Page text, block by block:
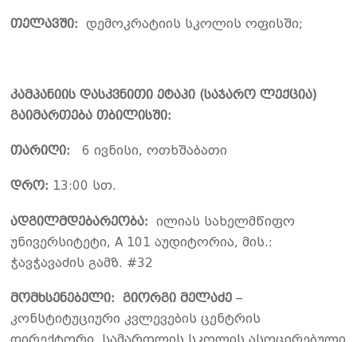
თელავში: დემოკრატიის სკოლის ოფისში;
კამპანიის დასკვნითი ეტაპი (საჯარო ლექცია)
გაიმართება თბილისში:
თარიღი: 6 ივნისი, ოთხშაბათი
დრო: 13:00 სთ.
ადგილმდებარეობა: ილიას სახელმწიფო
უნივერსიტეტი, A 101 აუდიტორია, მის.:
ჭავჭავაძის გამზ. #32
მომხსენებელი: გიორგი მელაძე –
კონსტიტუციური კვლევების ცენტრის